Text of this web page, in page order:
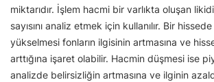
miktarıdır. İşlem hacmi bir varlıkta oluşan
sayısını analiz etmek için kullanılır. Bir
yükselmesi fonların ilgisinin artmasına ve
arttığına işaret olabilir. Hacmin düşmesi ise
analizde belirsizliğin artmasına ve ilginin